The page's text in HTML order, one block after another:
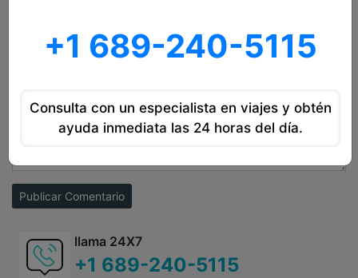
Publicar Comentario
llama 24X7
+1 689-240-5115
+1 689-240-5115
Consulta con un especialista en viajes y obtén
ayuda inmediata las 24 horas del día.